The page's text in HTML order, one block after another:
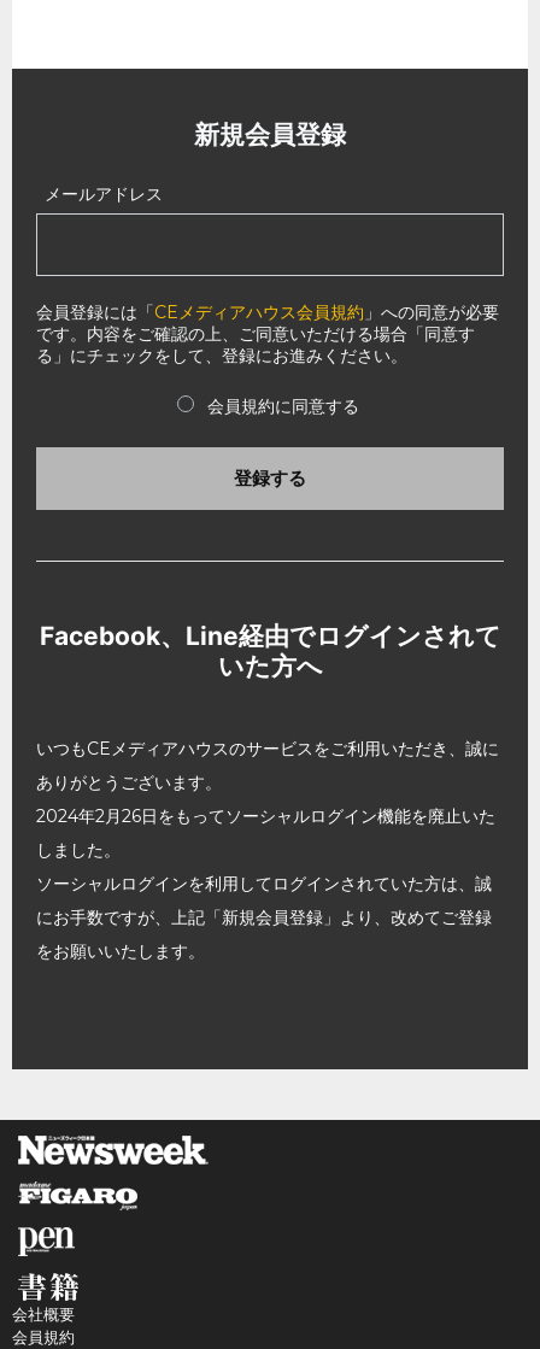
新規会員登録
メールアドレス
会員登録には「CEメディアハウス会員規約 」への同意が必要
です。内容をご確認の上、ご同意いただける場合「同意す
る」にチェックをして、登録にお進みください。
会員規約に同意する
登録する
Facebook、Line経由でログインされて
いた方へ
いつもCEメディアハウスのサービスをご利用いただき、誠に
ありがとうございます。
2024年2月26日をもってソーシャルログイン機能を廃止いた
しました。
ソーシャルログインを利用してログインされていた方は、誠
にお手数ですが、上記「新規会員登録」より、改めてご登録
をお願いいたします。
会社概要
会員規約